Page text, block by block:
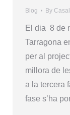
Blog By
El dia 8 de
Tarragona
per al
millora de
a la tercera
fase s’ha